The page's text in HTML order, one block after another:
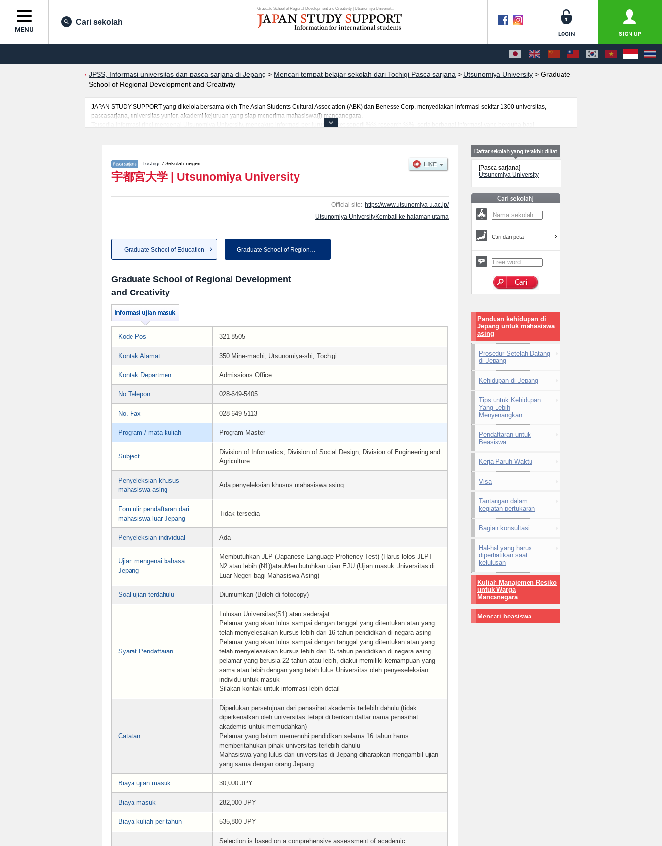
Graduate School of Regional Development and Creativity | Utsunomiya Universit...
MENU
Cari sekolah
JPSS, Informasi universitas dan pasca sarjana di Jepang > Mencari tempat belajar sekolah dari Tochigi Pasca sarjana > Utsunomiya University > Graduate
School of Regional Development and Creativity
JAPAN STUDY SUPPORT yang dikelola bersama oleh The Asian Students Cultural Association (ABK) dan Benesse Corp. menyediakan informasi sekitar 1300 universitas,
pascasarjana, universitas yunior, akademi kejuruan yang siap menerima mahasiswa(i) mancanegara.
Tersedia informasi rinci mengenai Utsunomiya University, mencakup informasi per jurusan riset seperti %% research %%, serta berbagai informasi yang berguna bagi
Tochigi / Sekolah negeri
宇都宮大学 | Utsunomiya University
Official site: https://www.utsunomiya-u.ac.jp/
Utsunomiya UniversityKembali ke halaman utama
Graduate School of Education Graduate School of Regional D...
Graduate School of Regional Development
and Creativity
Kode Pos 321-8505
Kontak Alamat 350 Mine-machi, Utsunomiya-shi, Tochigi
Kontak Departmen Admissions Office
No.Telepon 028-649-5405
No. Fax 028-649-5113
Program / mata kuliah Program Master
Subject
Division of Informatics, Division of Social Design, Division of Engineering and
Agriculture
Penyeleksian khusus
mahasiswa asing
Ada penyeleksian khusus mahasiswa asing
Formulir pendaftaran dari
mahasiswa luar Jepang
Tidak tersedia
Penyeleksian individual Ada
Ujian mengenai bahasa
Jepang
Membutuhkan JLP (Japanese Language Profiency Test) (Harus lolos JLPT
N2 atau lebih (N1))atauMembutuhkan ujian EJU (Ujian masuk Universitas di
Luar Negeri bagi Mahasiswa Asing)
Soal ujian terdahulu Diumumkan (Boleh di fotocopy)
Syarat Pendaftaran
Lulusan Universitas(S1) atau sederajat
Pelamar yang akan lulus sampai dengan tanggal yang ditentukan atau yang
telah menyelesaikan kursus lebih dari 16 tahun pendidikan di negara asing
Pelamar yang akan lulus sampai dengan tanggal yang ditentukan atau yang
telah menyelesaikan kursus lebih dari 15 tahun pendidikan di negara asing
pelamar yang berusia 22 tahun atau lebih, diakui memiliki kemampuan yang
sama atau lebih dengan yang telah lulus Universitas oleh penyeseleksian
individu untuk masuk
Silakan kontak untuk informasi lebih detail
Catatan
Diperlukan persetujuan dari penasihat akademis terlebih dahulu (tidak
diperkenalkan oleh universitas tetapi di berikan daftar nama penasihat
akademis untuk memudahkan)
Pelamar yang belum memenuhi pendidikan selama 16 tahun harus
memberitahukan pihak universitas terlebih dahulu
Mahasiswa yang lulus dari universitas di Jepang diharapkan mengambil ujian
yang sama dengan orang Jepang
Biaya ujian masuk 30,000 JPY
Biaya masuk 282,000 JPY
Biaya kuliah per tahun 535,800 JPY
Selection is based on a comprehensive assessment of academic
[Pasca sarjana]
Utsunomiya University
Cari dari peta
Panduan kehidupan di
Jepang untuk mahasiswa
asing
Prosedur Setelah Datang
di Jepang
Kehidupan di Jepang
Tips untuk Kehidupan
Yang Lebih
Menyenangkan
Pendaftaran untuk
Beasiswa
Kerja Paruh Waktu
Visa
Tantangan dalam
kegiatan pertukaran
Bagian konsultasi
Hal-hal yang harus
diperhatikan saat
kelulusan
Kuliah Manajemen Resiko
untuk Warga
Mancanegara
Mencari beasiswa